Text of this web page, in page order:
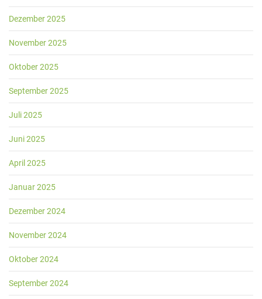
Dezember 2025
November 2025
Oktober 2025
September 2025
Juli 2025
Juni 2025
April 2025
Januar 2025
Dezember 2024
November 2024
Oktober 2024
September 2024